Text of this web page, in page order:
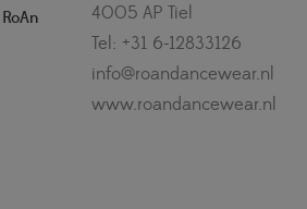
4005 AP Tiel
Tel: +31 6-12833126
info@roandancewear.nl
www.roandancewear.nl